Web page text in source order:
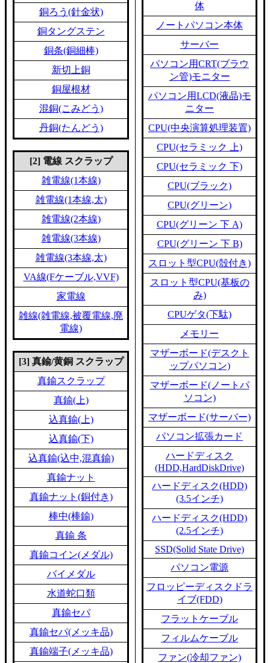
銅ろう(針金状)
銅タングステン
銅条(銅細棒)
新切上銅
銅屋根材
混銅(こみどう)
丹銅(たんどう)
[2] 電線 スクラップ
雑電線(1本線)
雑電線(1本線,太)
雑電線(2本線)
雑電線(3本線)
雑電線(3本線,太)
VA線(Fケーブル,VVF)
家電線
雑線(雑電線,被覆電線,廃
電線)
[3] 真鍮/黄銅 スクラップ
真鍮スクラップ
真鍮(上)
込真鍮(上)
込真鍮(下)
込真鍮(込中,混真鍮)
真鍮ナット
真鍮ナット(銅付き)
棒中(棒鍮)
真鍮 条
真鍮コイン(メダル)
バイメダル
水道蛇口類
真鍮セパ
真鍮セパ(メッキ品)
真鍮端子(メッキ品)
体
ノートパソコン本体
サーバー
パソコン用CRT(ブラウ
ン管)モニター
パソコン用LCD(液晶)モ
ニター
CPU(中央演算処理装置)
CPU(セラミック 上)
CPU(セラミック 下)
CPU(ブラック)
CPU(グリーン)
CPU(グリーン 下 A)
CPU(グリーン 下 B)
スロット型CPU(殻付き)
スロット型CPU(基板の
み)
CPUゲタ(下駄)
メモリー
マザーボード(デスクト
ップパソコン)
マザーボード(ノートパ
ソコン)
マザーボード(サーバー)
パソコン拡張カード
ハードディスク
(HDD,HardDiskDrive)
ハードディスク(HDD)
(3.5インチ)
ハードディスク(HDD)
(2.5インチ)
SSD(Solid State Drive)
パソコン電源
フロッピーディスクドラ
イブ(FDD)
フラットケーブル
フィルムケーブル
ファン(冷却ファン)